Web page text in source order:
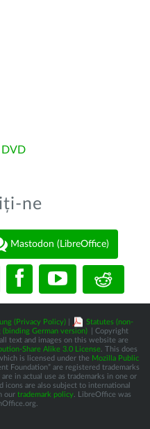
DVD
ne
Mastodon (LibreOffice)
(Privacy Policy)
Statutes (non-
(binding German version)
| Copyright
text and images on this website are
Share Alike 3.0 License. This does
is licensed under the Mozilla Public
Foundation” are registered trademarks
in actual use as trademarks in one or
icons are also subject to international
our trademark policy. LibreOffice was